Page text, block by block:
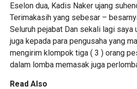
Eselon dua, Kadis Naker ujang
Terimakasih yang sebesar –
Seluruh pejabat Dan sekali lagi saya
juga kepada para pengusaha yang
mengirim klompok tiga ( 3 ) orang
dalam lomba memasak juga
Read Also